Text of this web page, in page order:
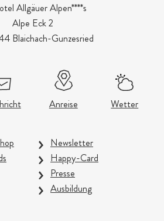
Allgäuer Alpen****s
Alpe Eck 2
Blaichach-Gunzesried
Anreise Wetter
Newsletter
Happy-Card
Presse
Ausbildung